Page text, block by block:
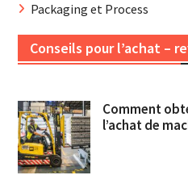
Packaging et Process
Conseils pour l’achat –
Comment
l’achat de